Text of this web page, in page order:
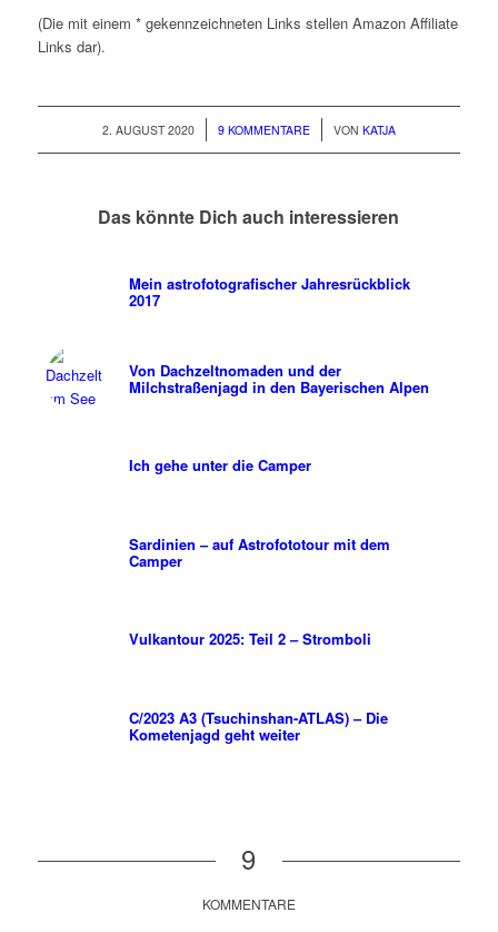
(Die mit einem * gekennzeichneten Links stellen Amazon Affiliate
Links dar).
2. AUGUST 2020
/ 9 KOMMENTARE
/ VON KATJA
Das könnte Dich auch interessieren
Mein astrofotografischer Jahresrückblick
2017
Von Dachzeltnomaden und der
Milchstraßenjagd in den Bayerischen Alpen
Ich gehe unter die Camper
Sardinien – auf Astrofototour mit dem
Camper
Vulkantour 2025: Teil 2 – Stromboli
C/2023 A3 (Tsuchinshan-ATLAS) – Die
Kometenjagd geht weiter
9
KOMMENTARE